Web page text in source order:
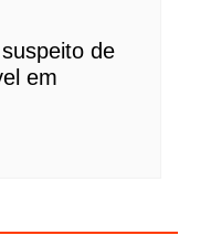
de
em